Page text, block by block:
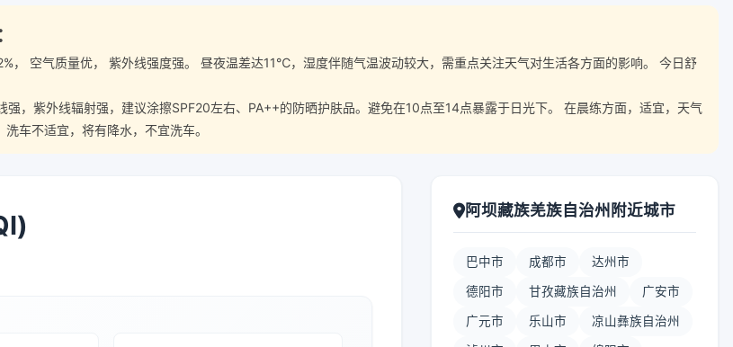
空气质量优， 紫外线强度强。 昼夜温差达11℃，湿度伴随气温波动较大，需重点关注天气对生活各方面的影响。 今日舒
，紫外线辐射强，建议涂擦SPF20左右、PA++的防晒护肤品。避免在10点至14点暴露于日光下。 在晨练方面，适宜，天气
车不适宜，将有降水，不宜洗车。
阿坝藏族羌族自治州附近城市
巴中市 成都市 达州市
德阳市 甘孜藏族自治州 广安市
广元市 乐山市 凉山彝族自治州